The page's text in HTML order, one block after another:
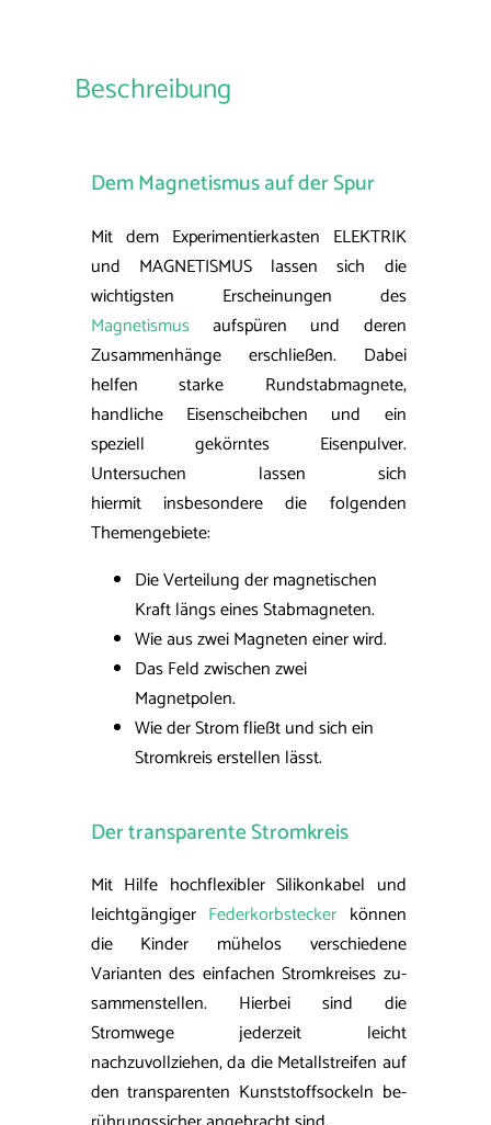
Beschreibung
Dem Magnetismus auf der Spur
Mit dem Experimentierkasten ELEKTRIK
und MAGNETISMUS lassen sich die
wichtigsten Erscheinungen des
Magnetismusaufspüren und deren
Zusammenhänge erschließen. Dabei
helfen starke Rundstabmagnete,
handliche Eisenscheibchen und ein
speziell gekörntes Eisenpulver.
Untersuchen lassen sich
hiermit insbesondere die folgenden
Themengebiete:
Die Verteilung der magnetischen
Kraft längs eines Stabmagneten.
Wie aus zwei Magneten einer wird.
Das Feld zwischen zwei
Magnetpolen.
Wie der Strom fließt und sich ein
Stromkreis erstellen lässt.
Der transparente Stromkreis
Mit Hilfe hochflexibler Silikonkabel und
leichtgängiger Federkorbstecker können
die Kinder mühelos verschiedene
Varianten des einfachen Stromkreises zu­
sammenstellen. Hierbei sind die
Stromwege jeder­zeit leicht
nachzuvollziehen, da die Metallstreifen auf
den transparenten Kunststoffsockeln be­